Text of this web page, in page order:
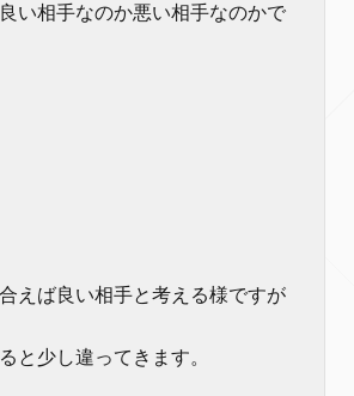
い相手なのか悪い相手なのかで
えば良い相手と考える様ですが
と少し違ってきます。